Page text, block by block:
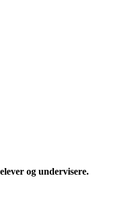
og undervisere.